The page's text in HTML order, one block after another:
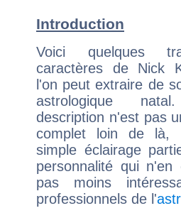
Introduction
Voici quelques
caractères de Nick
l'on peut extraire de
astrologique
description n'est pas
complet loin de là,
simple éclairage
personnalité qui n'en
pas moins
professionnels de l'